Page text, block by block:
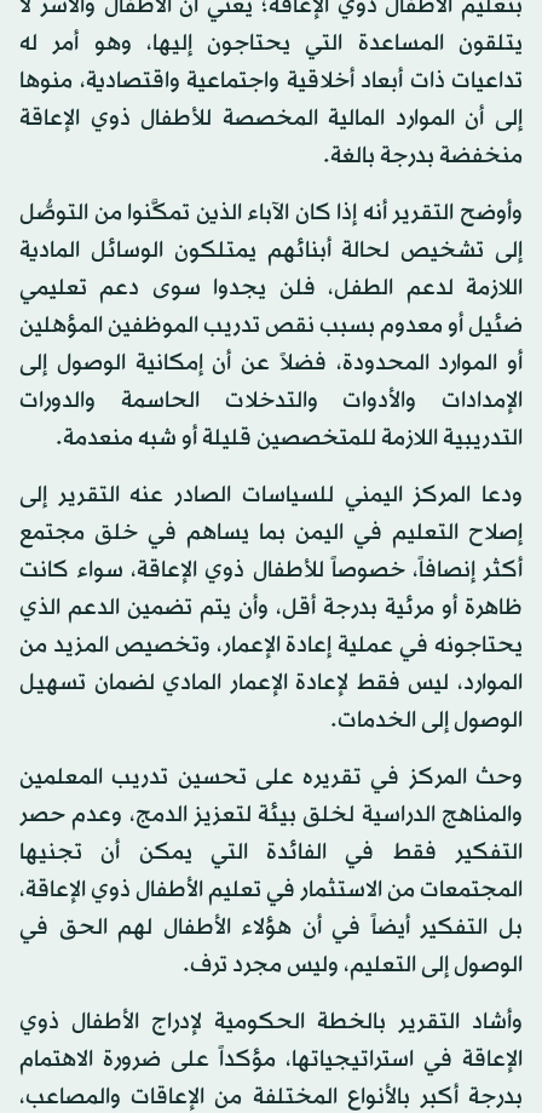
بتعليم الأطفال ذوي الإعاقة؛ يعني أن الأطفال والأسر لا
يتلقون المساعدة التي يحتاجون إليها، وهو أمر له
تداعيات ذات أبعاد أخلاقية واجتماعية واقتصادية، منوها
إلى أن الموارد المالية المخصصة للأطفال ذوي الإعاقة
منخفضة بدرجة بالغة.
وأوضح التقرير أنه إذا كان الآباء الذين تمكَّنوا من التوصُّل
إلى تشخيص لحالة أبنائهم يمتلكون الوسائل المادية
اللازمة لدعم الطفل، فلن يجدوا سوى دعم تعليمي
ضئيل أو معدوم بسبب نقص تدريب الموظفين المؤهلين
أو الموارد المحدودة، فضلاً عن أن إمكانية الوصول إلى
الإمدادات والأدوات والتدخلات الحاسمة والدورات
التدريبية اللازمة للمتخصصين قليلة أو شبه منعدمة.
ودعا المركز اليمني للسياسات الصادر عنه التقرير إلى
إصلاح التعليم في اليمن بما يساهم في خلق مجتمع
أكثر إنصافاً، خصوصاً للأطفال ذوي الإعاقة، سواء كانت
ظاهرة أو مرئية بدرجة أقل، وأن يتم تضمين الدعم الذي
يحتاجونه في عملية إعادة الإعمار، وتخصيص المزيد من
الموارد، ليس فقط لإعادة الإعمار المادي لضمان تسهيل
الوصول إلى الخدمات.
وحث المركز في تقريره على تحسين تدريب المعلمين
والمناهج الدراسية لخلق بيئة لتعزيز الدمج، وعدم حصر
التفكير فقط في الفائدة التي يمكن أن تجنيها
المجتمعات من الاستثمار في تعليم الأطفال ذوي الإعاقة،
بل التفكير أيضاً في أن هؤلاء الأطفال لهم الحق في
الوصول إلى التعليم، وليس مجرد ترف.
وأشاد التقرير بالخطة الحكومية لإدراج الأطفال ذوي
الإعاقة في استراتيجياتها، مؤكداً على ضرورة الاهتمام
بدرجة أكبر بالأنواع المختلفة من الإعاقات والمصاعب،